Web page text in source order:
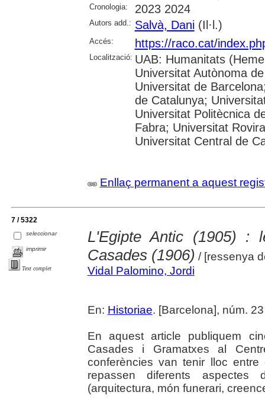
Cronologia: 2023 2024
Autors add.: Salvà, Dani(Il·l.)
Accés: https://raco.cat/
Localització: UAB: Humanitats
Universitat Autònoma
Universitat de
de Catalunya;
Universitat Politècnica
Fabra; Universitat
Universitat Central de
Enllaç permanent a aquest
7 / 5322
seleccionar
imprimir
Text complet
L'Egipte Antic (1905) :
Casades (1906) / [ressenya
Vidal Palomino, Jordi
En: Historiae. [Barcelona], núm.
En aquest article publiquem
Casades i Gramatxes al
conferències van tenir lloc
repassen diferents
(arquitectura, món funerari,